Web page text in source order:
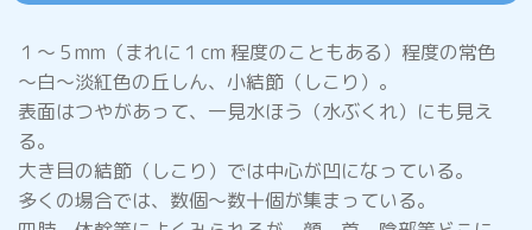
おう吐
咳
１～５mm（まれに１cm 程度のこともある）程度の常色
～白～淡紅色の丘しん、小結節（しこり）。
表面はつやがあって、一見水ほう（水ぶくれ）にも見え
る。
大き目の結節（しこり）では中心が凹になっている。
多くの場合では、数個～数十個が集まっている。